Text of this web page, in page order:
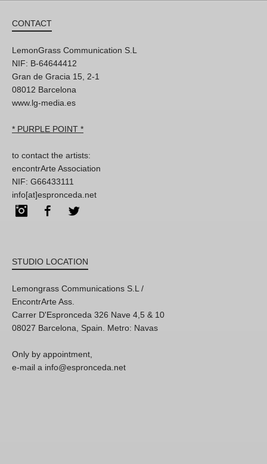
CONTACT
LemonGrass Communication S.L
NIF: B-64644412
Gran de Gracia 15, 2-1
08012 Barcelona
www.lg-media.es
* PURPLE POINT *
to contact the artists:
encontrArte Association
NIF: G66433111
info[at]espronceda.net
InstagramFacebook
STUDIO LOCATION
Lemongrass Communications S.L /
EncontrArte Ass.
Carrer D'Espronceda 326 Nave 4,5 & 10
08027 Barcelona, Spain. Metro: Navas
Only by appointment,
e-mail a info@espronceda.net